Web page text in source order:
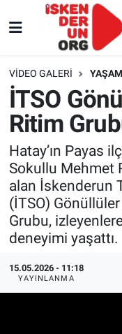
VIDEO GALERI YAŞAM
İTSO
Ritim
Hatay’ın Payas
Sokullu Mehmet
alan İskenderun
(İTSO)
Grubu,
deneyimi yaşattı.
15.05.2026 - 11:18
YAYINLANMA